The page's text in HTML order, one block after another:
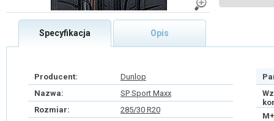
Specyfikacja Opis
Producent:
Dunlop
Nazwa:
SP Sport Maxx
Rozmiar:
285/30 R20